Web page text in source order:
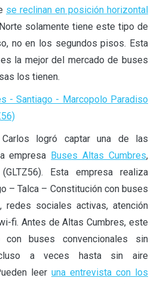
se reclinan en posición horizontal
solamente tiene este tipo de
no en los segundos pisos. Esta
la mejor del mercado de buses
los tienen.
Carlos logró captar una de las
empresa Buses Altas Cumbres,
Esta empresa realiza
– Talca – Constitución con buses
sociales activas, atención
fi. Antes de Altas Cumbres, este
buses convencionales sin
a veces hasta sin aire
leer una entrevista con los